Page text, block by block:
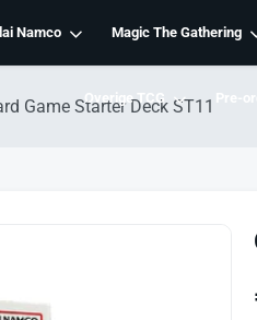
Namco Magic The Gathering
Overige TCG Pre-
Game Starter Deck ST11